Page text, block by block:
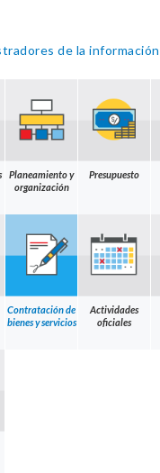
de la información
Planeamiento y
organización
Presupuesto
Contratación de
bienes y servicios
Actividades
oficiales